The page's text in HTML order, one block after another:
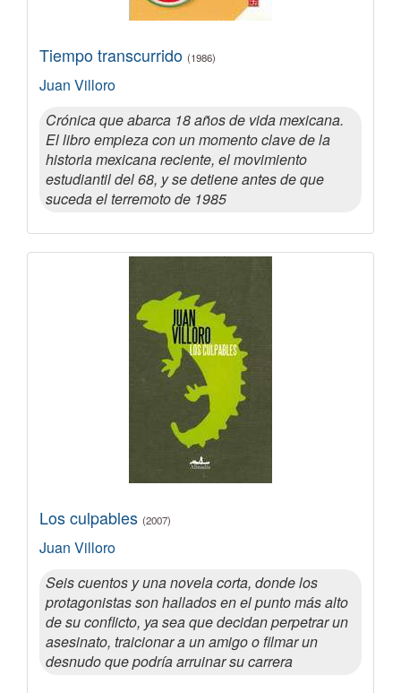
Tiempo transcurrido (1986)
Juan Villoro
Crónica que abarca 18 años de vida mexicana.
El libro empieza con un momento clave de la
historia mexicana reciente, el movimiento
estudiantil del 68, y se detiene antes de que
suceda el terremoto de 1985
Los culpables (2007)
Juan Villoro
Seis cuentos y una novela corta, donde los
protagonistas son hallados en el punto más alto
de su conflicto, ya sea que decidan perpetrar un
asesinato, traicionar a un amigo o filmar un
desnudo que podría arruinar su carrera